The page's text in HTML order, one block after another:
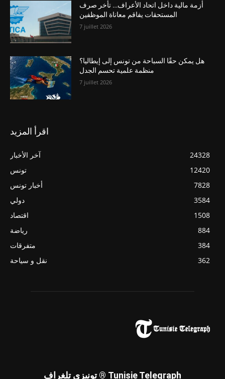
أزمة مالية داخل اتحاد الأعراف… تأخر صرف
المستحقات يفاقم معاناة الموظفين
7 juillet 2026
هل يمكن حقًا السباحة من تونس إلى إيطاليا؟
منظمة علمية تحسم الجدل
7 juillet 2026
اقرأ المزيد
آخر الأخبار
24328
تونس
12420
أخبار تونس
7828
دولي
3584
اقتصاد
1508
رياضة
884
متفرقات
384
نقل و سياحة
362
تونيزي تلغراف ® Tunisie Telegraph